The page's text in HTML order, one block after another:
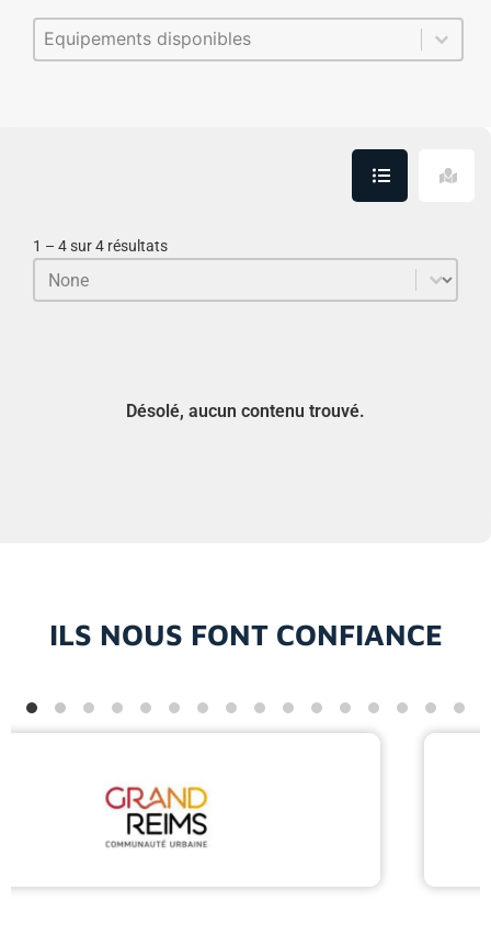
Sélection équipements (multi-select)
Sélectionnez le contenu
1 – 4 sur 4 résultats
Sort
Trier le contenu
Désolé, aucun contenu trouvé.
ILS NOUS FONT CONFIANCE